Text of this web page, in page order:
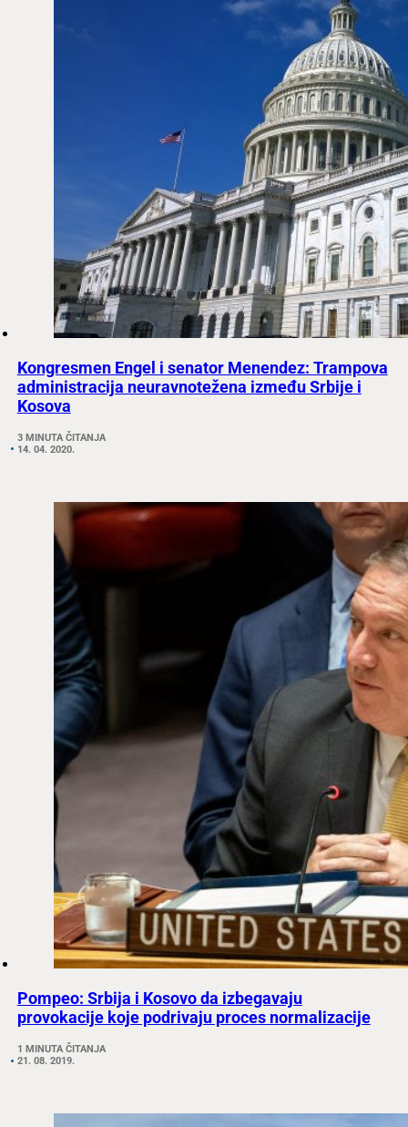
Kongresmen Engel i senator Menendez: Trampova
administracija neuravnotežena između Srbije i
Kosova
3 MINUTA ČITANJA
14. 04. 2020.
Pompeo: Srbija i Kosovo da izbegavaju
provokacije koje podrivaju proces normalizacije
1 MINUTA ČITANJA
21. 08. 2019.